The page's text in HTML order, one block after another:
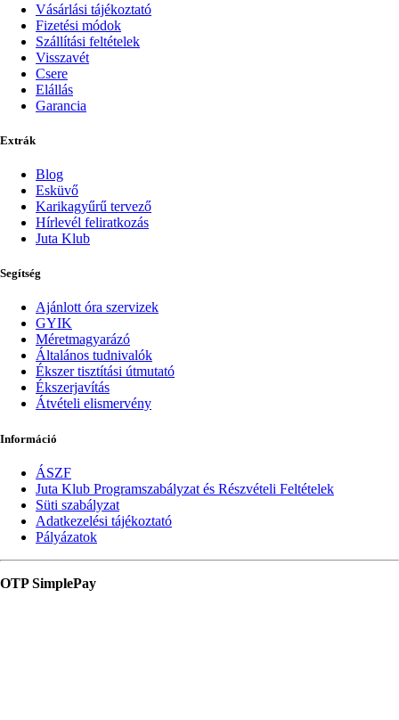
Vásárlási tájékoztató
Fizetési módok
Szállítási feltételek
Visszavét
Csere
Elállás
Garancia
Extrák
Blog
Esküvő
Karikagyűrű tervező
Hírlevél feliratkozás
Juta Klub
Segítség
Ajánlott óra szervizek
GYIK
Méretmagyarázó
Általános tudnivalók
Ékszer tisztítási útmutató
Ékszerjavítás
Átvételi elismervény
Információ
ÁSZF
Juta Klub Programszabályzat és Részvételi Feltételek
Süti szabályzat
Adatkezelési tájékoztató
Pályázatok
OTP SimplePay